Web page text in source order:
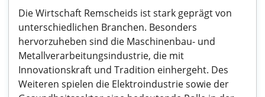
Die Wirtschaft Remscheids ist stark geprägt von
unterschiedlichen Branchen. Besonders
hervorzuheben sind die Maschinenbau- und
Metallverarbeitungsindustrie, die mit
Innovationskraft und Tradition einhergeht. Des
Weiteren spielen die Elektroindustrie sowie der